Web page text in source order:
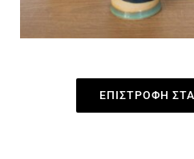
ΕΠΙΣΤΡΟΦΗ